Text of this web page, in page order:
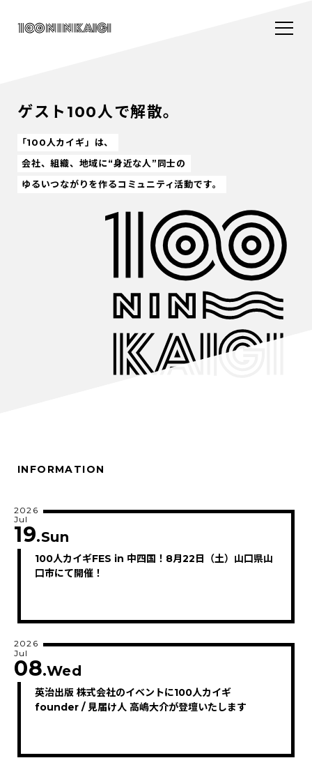
ゲスト100人で解散。
「100人カイギ」は、
会社、組織、地域に“身近な人”同士の
ゆるいつながりを作るコミュニティ活動です。
INFORMATION
100人カイギFES in 中四国！8月22日（土）山口県山
口市にて開催！
2026
Jul
19.Sun
英治出版 株式会社のイベントに100人カイギ
founder / 見届け人 高嶋大介が登壇いたします
2026
Jul
08.Wed